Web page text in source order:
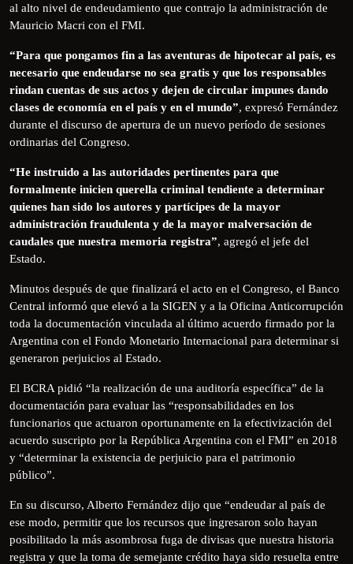
al alto nivel de endeudamiento que contrajo la administración de
Mauricio Macri con el FMI.
“Para que pongamos fin a las aventuras de hipotecar al país, es
necesario que endeudarse no sea gratis y que los responsables
rindan cuentas de sus actos y dejen de circular impunes dando
clases de economía en el país y en el mundo”, expresó Fernández
durante el discurso de apertura de un nuevo período de sesiones
ordinarias del Congreso.
“He instruido a las autoridades pertinentes para que
formalmente inicien querella criminal tendiente a determinar
quienes han sido los autores y partícipes de la mayor
administración fraudulenta y de la mayor malversación de
caudales que nuestra memoria registra”, agregó el jefe del
Estado.
Minutos después de que finalizará el acto en el Congreso, el Banco
Central informó que elevó a la SIGEN y a la Oficina Anticorrupción
toda la documentación vinculada al último acuerdo firmado por la
Argentina con el Fondo Monetario Internacional para determinar si
generaron perjuicios al Estado.
El BCRA pidió “la realización de una auditoría específica” de la
documentación para evaluar las “responsabilidades en los
funcionarios que actuaron oportunamente en la efectivización del
acuerdo suscripto por la República Argentina con el FMI” en 2018
y “determinar la existencia de perjuicio para el patrimonio
público”.
En su discurso, Alberto Fernández dijo que “endeudar al país de
ese modo, permitir que los recursos que ingresaron solo hayan
posibilitado la más asombrosa fuga de divisas que nuestra historia
registra y que la toma de semejante crédito haya sido resuelta entre